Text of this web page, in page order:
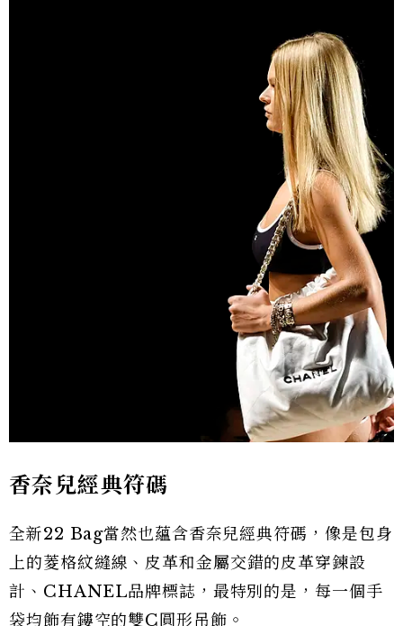
香奈兒經典符碼
全新22 Bag當然也蘊含香奈兒經典符碼，像是包身
上的菱格紋縫線、皮革和金屬交錯的皮革穿鍊設
計、CHANEL品牌標誌，最特別的是，每一個手
袋均飾有鏤空的雙C圓形吊飾。